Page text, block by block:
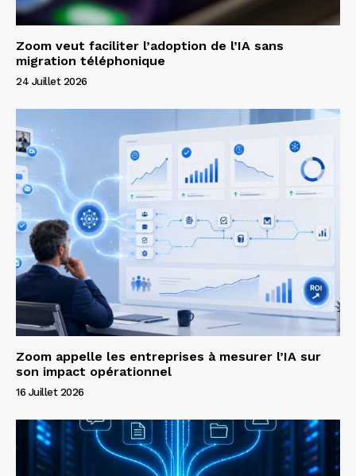
Zoom veut faciliter l’adoption de l’IA sans
migration téléphonique
24 Juillet 2026
Zoom appelle les entreprises à mesurer l’IA sur
son impact opérationnel
16 Juillet 2026